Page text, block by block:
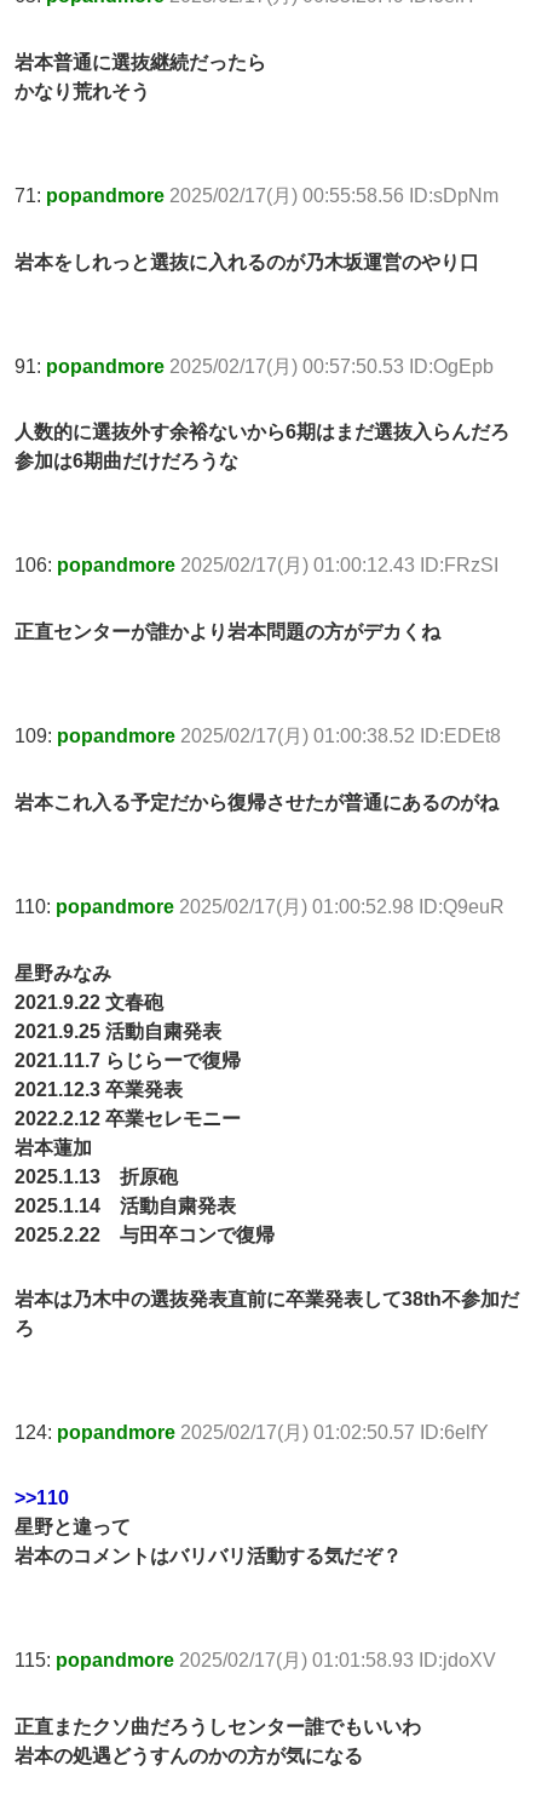
岩本普通に選抜継続だったら
かなり荒れそう
71: popandmore 2025/02/17(月) 00:55:58.56 ID:sDpNm
岩本をしれっと選抜に入れるのが乃木坂運営のやり口
91: popandmore 2025/02/17(月) 00:57:50.53 ID:OgEpb
人数的に選抜外す余裕ないから6期はまだ選抜入らんだろ
参加は6期曲だけだろうな
106: popandmore 2025/02/17(月) 01:00:12.43 ID:FRzSI
正直センターが誰かより岩本問題の方がデカくね
109: popandmore 2025/02/17(月) 01:00:38.52 ID:EDEt8
岩本これ入る予定だから復帰させたが普通にあるのがね
110: popandmore 2025/02/17(月) 01:00:52.98 ID:Q9euR
星野みなみ
2021.9.22 文春砲
2021.9.25 活動自粛発表
2021.11.7 らじらーで復帰
2021.12.3 卒業発表
2022.2.12 卒業セレモニー
岩本蓮加
2025.1.13 折原砲
2025.1.14 活動自粛発表
2025.2.22 与田卒コンで復帰
岩本は乃木中の選抜発表直前に卒業発表して38th不参加だ
ろ
124: popandmore 2025/02/17(月) 01:02:50.57 ID:6elfY
>>110
星野と違って
岩本のコメントはバリバリ活動する気だぞ？
115: popandmore 2025/02/17(月) 01:01:58.93 ID:jdoXV
正直またクソ曲だろうしセンター誰でもいいわ
岩本の処遇どうすんのかの方が気になる